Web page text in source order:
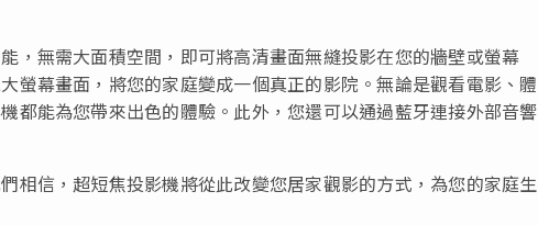
，無需大面積空間，即可將高清畫面無縫投影在您的牆壁或螢幕
螢幕畫面，將您的家庭變成一個真正的影院。無論是觀看電影、體
都能為您帶來出色的體驗。此外，您還可以通過藍牙連接外部音響
相信，超短焦投影機將從此改變您居家觀影的方式，為您的家庭生